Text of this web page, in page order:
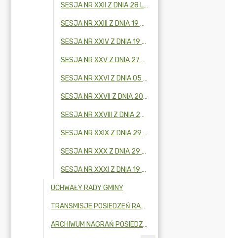
SESJA NR XXII Z DNIA 28 LISTOPADA 2025 R.
SESJA NR XXIII Z DNIA 19 GRUDNIA 2025 R.
SESJA NR XXIV Z DNIA 19 GRUDNIA 2025 R.
SESJA NR XXV Z DNIA 27 LUTEGO 2026R.
SESJA NR XXVI Z DNIA 05 MARCA 2026 R.
SESJA NR XXVII Z DNIA 20 MARCA 2026 R.
SESJA NR XXVIII Z DNIA 24 KWIETNIA 2026R.
SESJA NR XXIX Z DNIA 29 MAJA 2026 R.
SESJA NR XXX Z DNIA 29 MAJA 2026 R.
SESJA NR XXXI Z DNIA 19 CZERWCA 2026 R.
UCHWAŁY RADY GMINY
TRANSMISJE POSIEDZEŃ RADY GMINY
ARCHIWUM NAGRAŃ POSIEDZEŃ RADY GMINY